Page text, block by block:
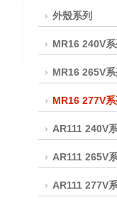
外殼系列
MR16 240V系
MR16 265V系
MR16 277V系
AR111 240V
AR111 265V
AR111 277V